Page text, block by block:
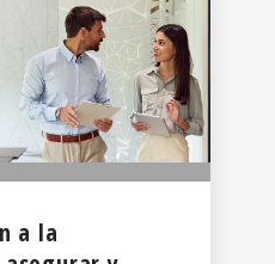
a la